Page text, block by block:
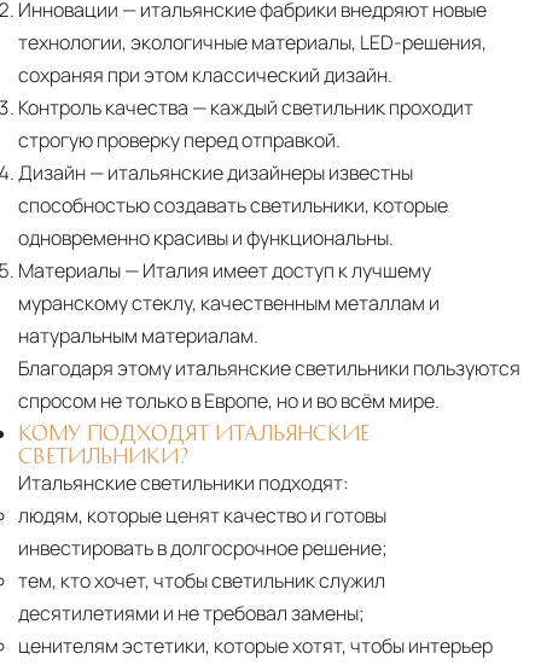
Инновации — итальянские фабрики внедряют новые
технологии, экологичные материалы, LED-решения,
сохраняя при этом классический дизайн.
Контроль качества — каждый светильник проходит
строгую проверку перед отправкой.
Дизайн— итальянские дизайнеры известны
способностью создавать светильники, которые
одновременно красивы и функциональны.
Материалы— Италия имеет доступ к лучшему
муранскому стеклу, качественным металлам и
натуральным материалам.
Благодаря этому итальянские светильники пользуются
спросом не только в Европе, но и во всём мире.
КОМУ ПОДХОДЯТ ИТАЛЬЯНСКИЕ
СВЕТИЛЬНИКИ?
Итальянские светильники подходят:
людям, которые ценят качество и готовы
инвестировать в долгосрочное решение;
тем, кто хочет, чтобы светильник служил
десятилетиями и не требовал замены;
ценителям эстетики, которые хотят, чтобы интерьер